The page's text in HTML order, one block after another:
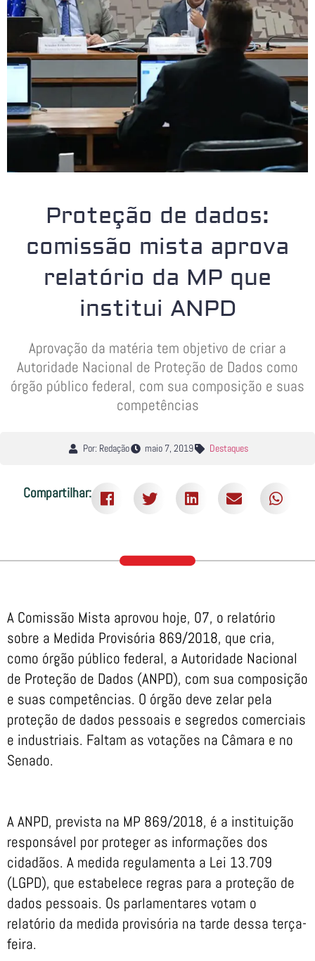
Proteção de dados:
comissão mista aprova
relatório da MP que
institui ANPD
Aprovação da matéria tem objetivo de criar a
Autoridade Nacional de Proteção de Dados como
órgão público federal, com sua composição e suas
competências
Por: Redação maio 7, 2019 Destaques
Compartilhar:
A Comissão Mista aprovou hoje, 07, o relatório
sobre a Medida Provisória 869/2018, que cria,
como órgão público federal, a Autoridade Nacional
de Proteção de Dados (ANPD), com sua composição
e suas competências. O órgão deve zelar pela
proteção de dados pessoais e segredos comerciais
e industriais. Faltam as votações na Câmara e no
Senado.
A ANPD, prevista na MP 869/2018, é a instituição
responsável por proteger as informações dos
cidadãos. A medida regulamenta a Lei 13.709
(LGPD), que estabelece regras para a proteção de
dados pessoais. Os parlamentares votam o
relatório da medida provisória na tarde dessa terça-
feira.